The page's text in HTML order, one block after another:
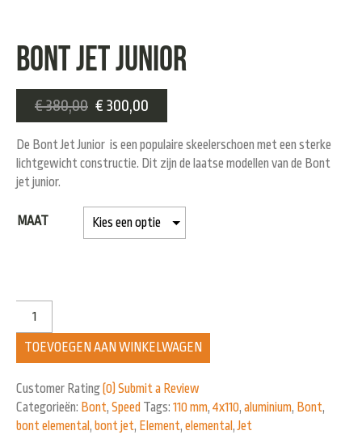
Bont Jet Junior
€380,00 € 300,00
De Bont Jet Junior is een populaire skeelerschoen met een sterke
lichtgewicht constructie. Dit zijn de laatse modellen van de Bont
jet junior.
MAAT
TOEVOEGEN AAN WINKELWAGEN
Customer Rating(0) Submit a Review
Categorieën: Bont, Speed Tags: 110 mm, 4x110, aluminium, Bont,
bont elemental, bont jet, Element, elemental,Jet